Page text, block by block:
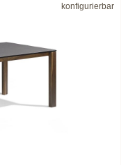
konfigurierbar